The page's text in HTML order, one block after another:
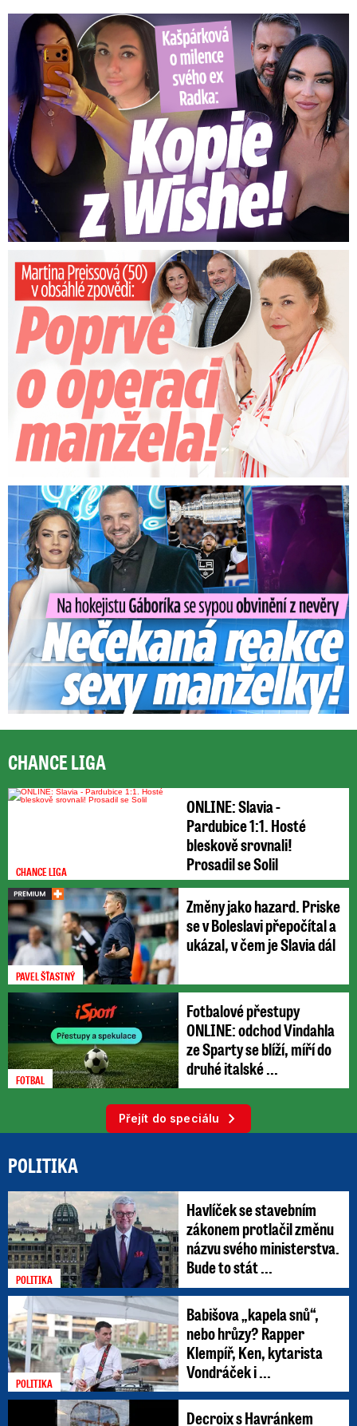
Kašpárková o milence svého ex Radka: Kopie z Wishe!
Preissová (50) v obsáhlé zpovědi: Poprvé o operaci manžela
Na Gáboríka se sypou obvinění z nevěry: Reakce manželky!
CHANCE LIGA
CHANCE LIGA
ONLINE: Slavia -
Pardubice 1:1. Hosté
bleskově srovnali!
Prosadil se Solil
PAVEL ŠŤASTNÝ
Změny jako hazard. Priske
se v Boleslavi přepočítal a
ukázal, v čem je Slavia dál
FOTBAL
Fotbalové přestupy
ONLINE: odchod Vindahla
ze Sparty se blíží, míří do
druhé italské ...
Přejít do speciálu
POLITIKA
POLITIKA
Havlíček se stavebním
zákonem protlačil změnu
názvu svého ministerstva.
Bude to stát ...
POLITIKA
Babišova „kapela snů“,
nebo hrůzy? Rapper
Klempíř, Ken, kytarista
Vondráček i ...
Decroix s Havránkem